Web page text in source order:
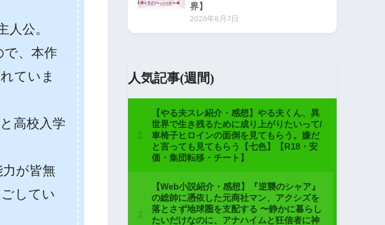
人公。
、本作
ていま
高校入学
が皆無
してい
界】
2026年8月7日
人気記事(週間)